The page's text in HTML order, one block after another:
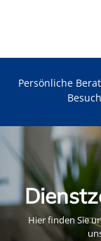
Persönliche
Hier finden Sie